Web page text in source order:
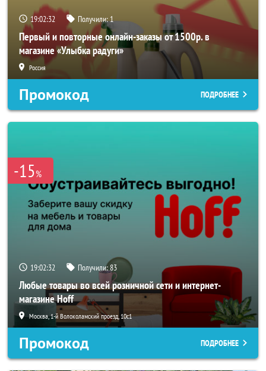
19:02:30 Получили:1
Первый и повторные онлайн-заказы от 1500р. в
магазине «Улыбка радуги»
Россия
Промокод ПОДРОБНЕЕ
-15%
19:02:30 Получили:83
Любые товары во всей розничной сети и интернет-
магазине Hoff
Москва, 1-й Волоколамский проезд, 10с1
Промокод ПОДРОБНЕЕ